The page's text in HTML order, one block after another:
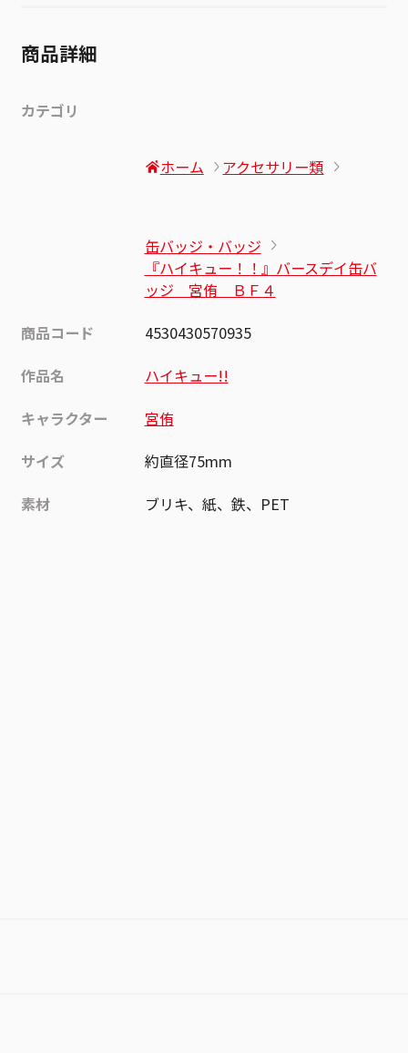
商品詳細
カテゴリ
ホーム アクセサリー類
缶バッジ・バッジ
『ハイキュー！！』バースデイ缶バ
ッジ 宮侑 ＢＦ４
商品コード
4530430570935
作品名
ハイキュー!!
キャラクター
宮侑
サイズ
約直径75mm
素材
ブリキ、紙、鉄、PET